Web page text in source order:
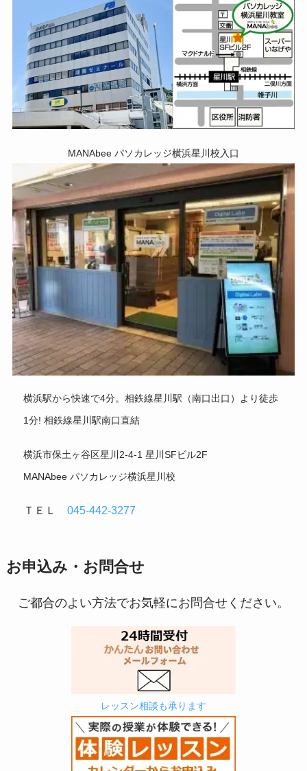
MANAbee パソカレッジ横浜星川校入口
横浜駅から快速で4分。相鉄線星川駅（南口出口）より徒歩
1分! 相鉄線星川駅南口直結
横浜市保土ヶ谷区星川2-4-1 星川SFビル2F
MANAbee パソカレッジ横浜星川校
ＴＥＬ045-442-3277
お申込み・お問合せ
ご都合のよい方法でお気軽にお問合せください。
レッスン相談も承ります